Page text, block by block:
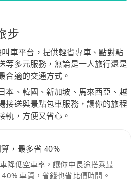
步
車平台，提供輕省專車、點對點
等多元服務，無論是一人旅行還是
合適的交通方式。
本、韓國、新加坡、馬來西亞、越
接送與景點包車服務，讓你的旅程
軌，方便又省心。
，最多省 40%
降低空車率，讓你中長途搭乘最
車資，省錢也省比價時間。